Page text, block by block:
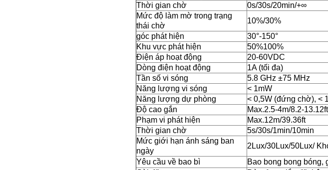
Thời gian chờ
0s/30s/20min/+∞
Mức độ làm mờ trong trạng
thái chờ
10%/30%
góc phát hiện
30°-150°
Khu vực phát hiện
50%100%
Điện áp hoạt động
20-60VDC
Dòng điện hoạt động
1A (tối đa)
Tần số vi sóng
5.8 GHz ±75 MHz
Năng lượng vi sóng
< 1mW
Năng lượng dự phòng
< 0,5W (đứng chờ), <
Độ cao gắn
Max.2.5-4m/8.2-13.12ft
Phạm vi phát hiện
Max.12m/39.36ft
Thời gian chờ
5s/30s/1min/10min
Mức giới hạn ánh sáng ban
ngày
2Lux/30Lux/50Lux/
Yêu cầu về bao bì
Bao bong bong bóng,